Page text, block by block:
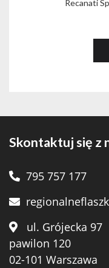
Recanati
Skontaktuj się z
795 757 177
ul. Grójecka 97
pawilon 120
02-101 Warszawa